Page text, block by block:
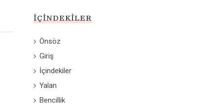
İÇINDEKILER
Önsöz
Giriş
İçindekiler
Yalan
Bencillik